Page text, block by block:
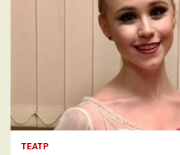
ТЕАТР